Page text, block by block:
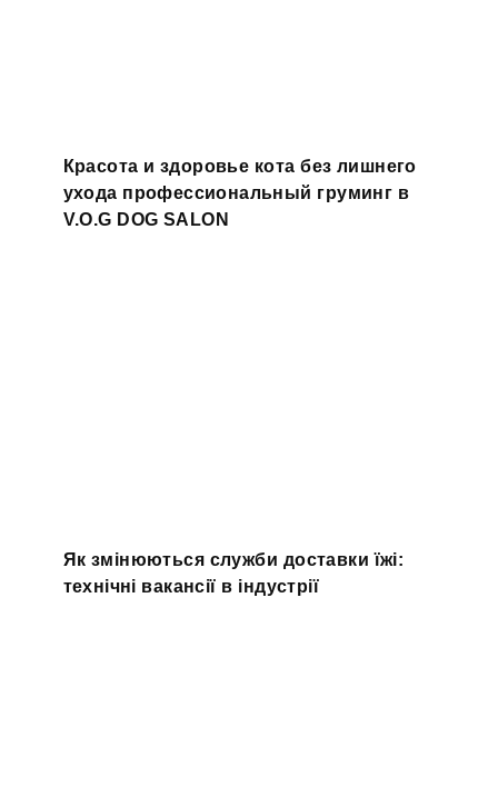
Красота и здоровье кота без лишнего
ухода профессиональный груминг в
V.O.G DOG SALON
Як змінюються служби доставки їжі:
технічні вакансії в індустрії